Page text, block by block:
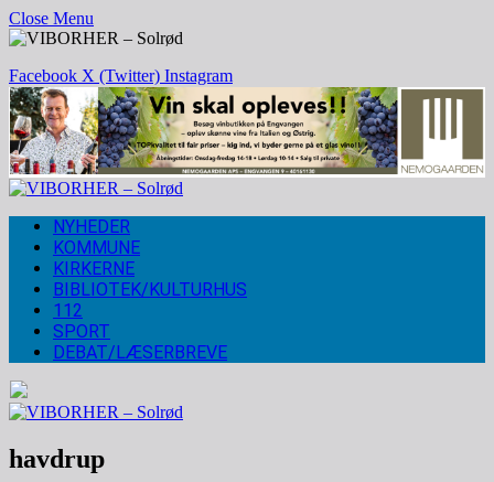
Close Menu
Facebook X (Twitter) Instagram
NYHEDER
KOMMUNE
KIRKERNE
BIBLIOTEK/KULTURHUS
112
SPORT
DEBAT/LÆSERBREVE
havdrup